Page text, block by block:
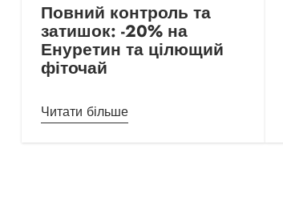
Повний контроль та
затишок: -20% на
Енуретин та цілющий
фіточай
Читати більше